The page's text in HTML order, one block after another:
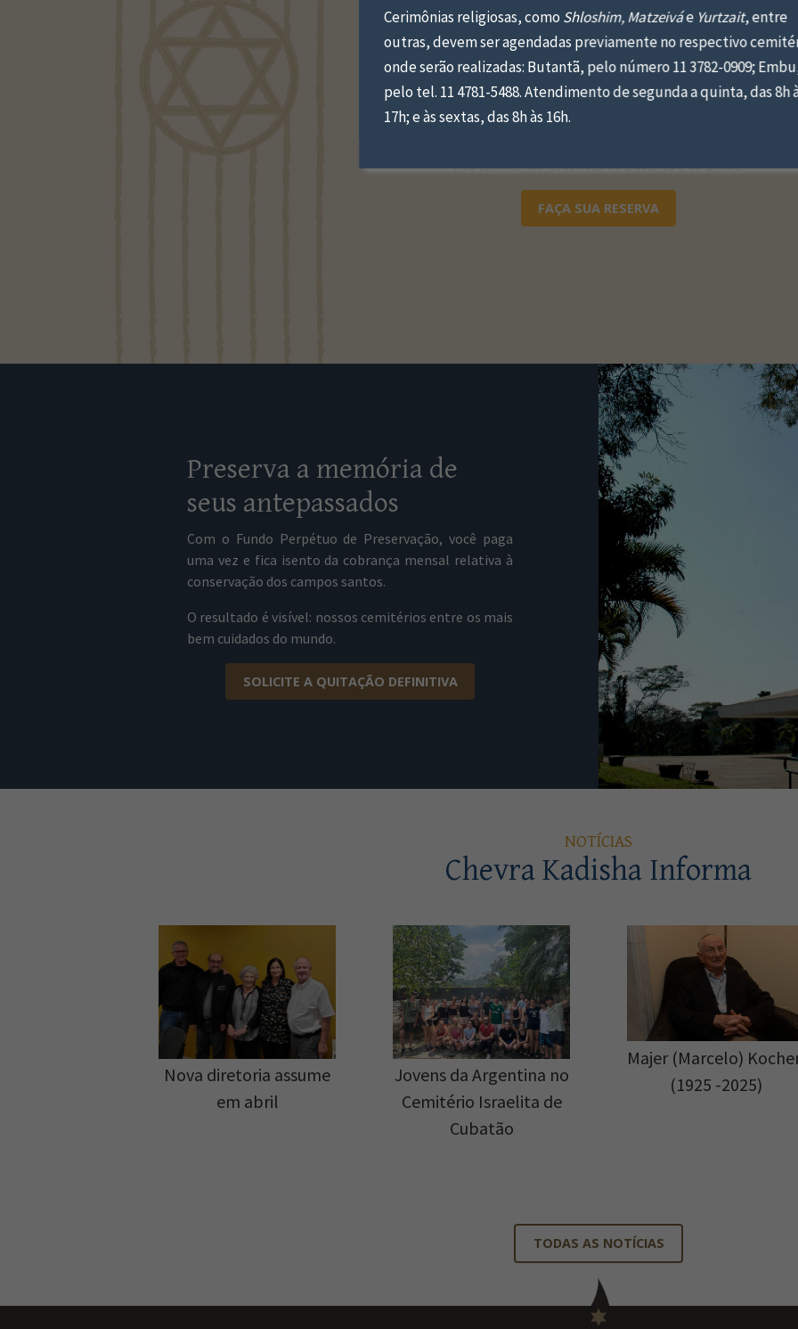
Uma reserva feita poupa a família
uma preocupação numa hora
Se podemos resolver essa questão com calma e antecedência, por que
para um momento delicado e traumático?
nos cemitérios israelitas do Butantã e do Embu.
FAÇA SUA RESERVA
Preserva a memória de
seus antepassados
Com o Fundo Perpétuo de Preservação, você paga
uma vez e fica isento da cobrança mensal relativa à
conservação dos campos santos.
O resultado é visível: nossos cemitérios entre os mais
bem cuidados do mundo.
SOLICITE A QUITAÇÃO DEFINITIVA
NOTÍCIAS
Chevra Kadisha Informa
Nova diretoria assume
em abril
Jovens da Argentina no
Cemitério Israelita de
Cubatão
Majer (Marcelo)
(1925 -2025)
TODAS AS NOTÍCIAS
Cerimônias religiosas, como Shloshim, Matzeiváe Yurtzait, entre
outras, devem ser agendadas previamente no respectivo
onde serão realizadas: Butantã, pelo número 11 3782-0909;
pelo tel. 11 4781-5488. Atendimento de segunda a quinta, das 8h
17h; e às sextas, das 8h às 16h.